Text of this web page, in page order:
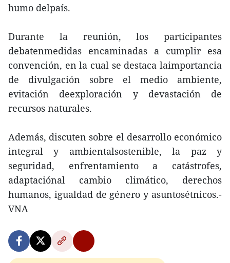
humo delpaís.
Durante la reunión, los participantes
debatenmedidas encaminadas a cumplir esa
convención, en la cual se destaca laimportancia
de divulgación sobre el medio ambiente,
evitación deexploración y devastación de
recursos naturales.
Además, discuten sobre el desarrollo económico
integral y ambientalsostenible, la paz y
seguridad, enfrentamiento a catástrofes,
adaptaciónal cambio climático, derechos
humanos, igualdad de género y asuntosétnicos.-
VNA